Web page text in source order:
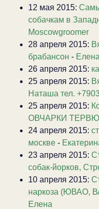
12 мая 2015:
собачкам в
Moscowgroomer
28 апреля 2015:
брабансон -
26 апреля 2015:
25 апреля 2015:
Наташа тел.
25 апреля 2015:
ОВЧАРКИ
24 апреля 2015:
москве -
23 апреля 2015:
собак-йорков,
10 апреля 2015:
наркоза (ЮВАО,
Елена